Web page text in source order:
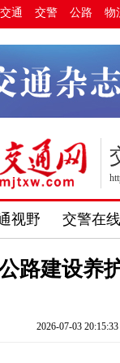
交通 交警 公路 物
视野 交警在线
路建设养
2026-07-03 20:15:33